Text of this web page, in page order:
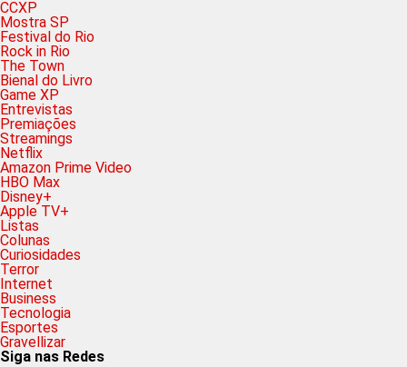
CCXP
Mostra SP
Festival do Rio
Rock in Rio
The Town
Bienal do Livro
Game XP
Entrevistas
Premiações
Streamings
Netflix
Amazon Prime Video
HBO Max
Disney+
Apple TV+
Listas
Colunas
Curiosidades
Terror
Internet
Business
Tecnologia
Esportes
Gravellizar
Siga nas Redes